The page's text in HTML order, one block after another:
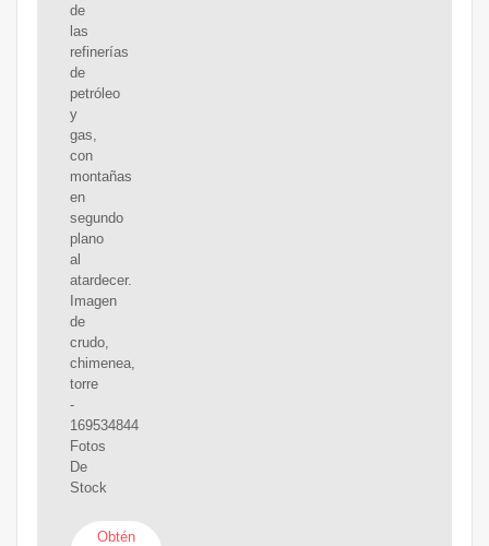
de
las
refinerías
de
petróleo
y
gas,
con
montañas
en
segundo
plano
al
atardecer.
Imagen
de
crudo,
chimenea,
torre
-
169534844
Fotos
De
Stock
Obtén